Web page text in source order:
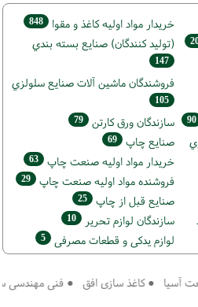
خريدار مواد اوليه كاغذ و مقوا 848
(تولید كنندگان) صنايع بسته بندي
147
فروشندگان ماشين آلات صنايع سلولزي
105
90 سازندگان ورق كارتن 79
صنايع چاپ 69
خريدار مواد اوليه صنعت چاپ 63
فروشنده مواد اوليه صنعت چاپ 29
صنايع قبل از چاپ 25
سازندگان لوازم تحریر 10
لوازم یدکی و قطعات مصرفی 5
آسیا ● کاغذ سازی افق ● فنی مهندسی